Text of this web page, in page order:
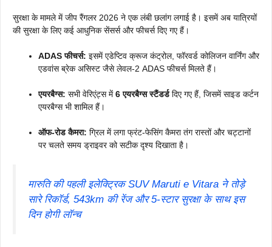
सुरक्षा के मामले में जीप रैंगलर 2026 ने एक लंबी छलांग लगाई है। इसमें अब यात्रियों
की सुरक्षा के लिए कई आधुनिक सेंसर्स और फीचर्स दिए गए हैं।
ADAS फीचर्स: इसमें एडेप्टिव क्रूज कंट्रोल, फॉरवर्ड कोलिजन वार्निंग और
एडवांस ब्रेक असिस्ट जैसे लेवल-2 ADAS फीचर्स मिलते हैं।
एयरबैग्स: सभी वेरिएंट्स में6 एयरबैग्स स्टैंडर्डदिए गए हैं, जिसमें साइड कर्टन
एयरबैग्स भी शामिल हैं।
ऑफ-रोड कैमरा: ग्रिल में लगा फ्रंट-फेसिंग कैमरा तंग रास्तों और चट्टानों
पर चलते समय ड्राइवर को सटीक दृश्य दिखाता है।
मारुति की पहली इलेक्ट्रिक SUV Maruti e Vitara ने तोड़े
सारे रिकॉर्ड, 543km की रेंज और 5-स्टार सुरक्षा के साथ इस
दिन होगी लॉन्च